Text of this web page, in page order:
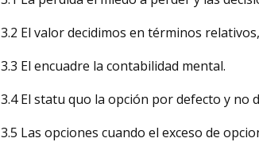
3.2 El valor decidimos en términos
3.3 El encuadre la contabilidad mental.
3.4 El statu quo la opción por defecto y no
3.5 Las opciones cuando el exceso de